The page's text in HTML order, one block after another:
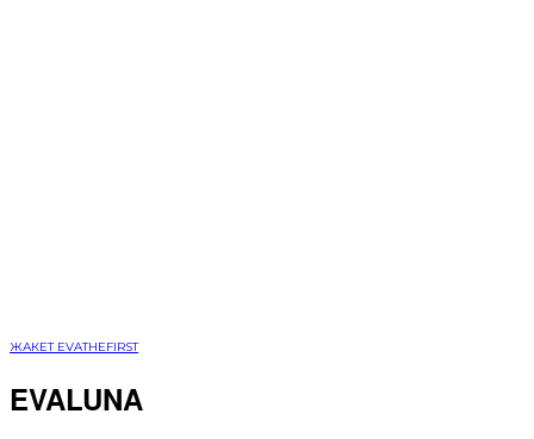
ЖАКЕТ EVATHEFIRST
EVALUNA